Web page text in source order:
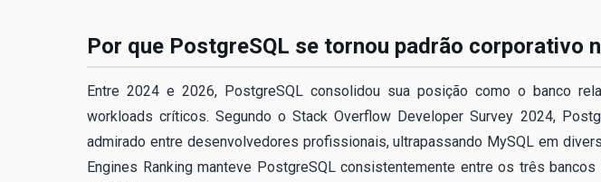
Por que PostgreSQL se tornou padrão corporativo
Entre 2024 e 2026, PostgreSQL consolidou sua posição como o banco
workloads críticos. Segundo o Stack Overflow Developer Survey 2024,
admirado entre desenvolvedores profissionais, ultrapassando MySQL em
Engines Ranking manteve PostgreSQL consistentemente entre os três